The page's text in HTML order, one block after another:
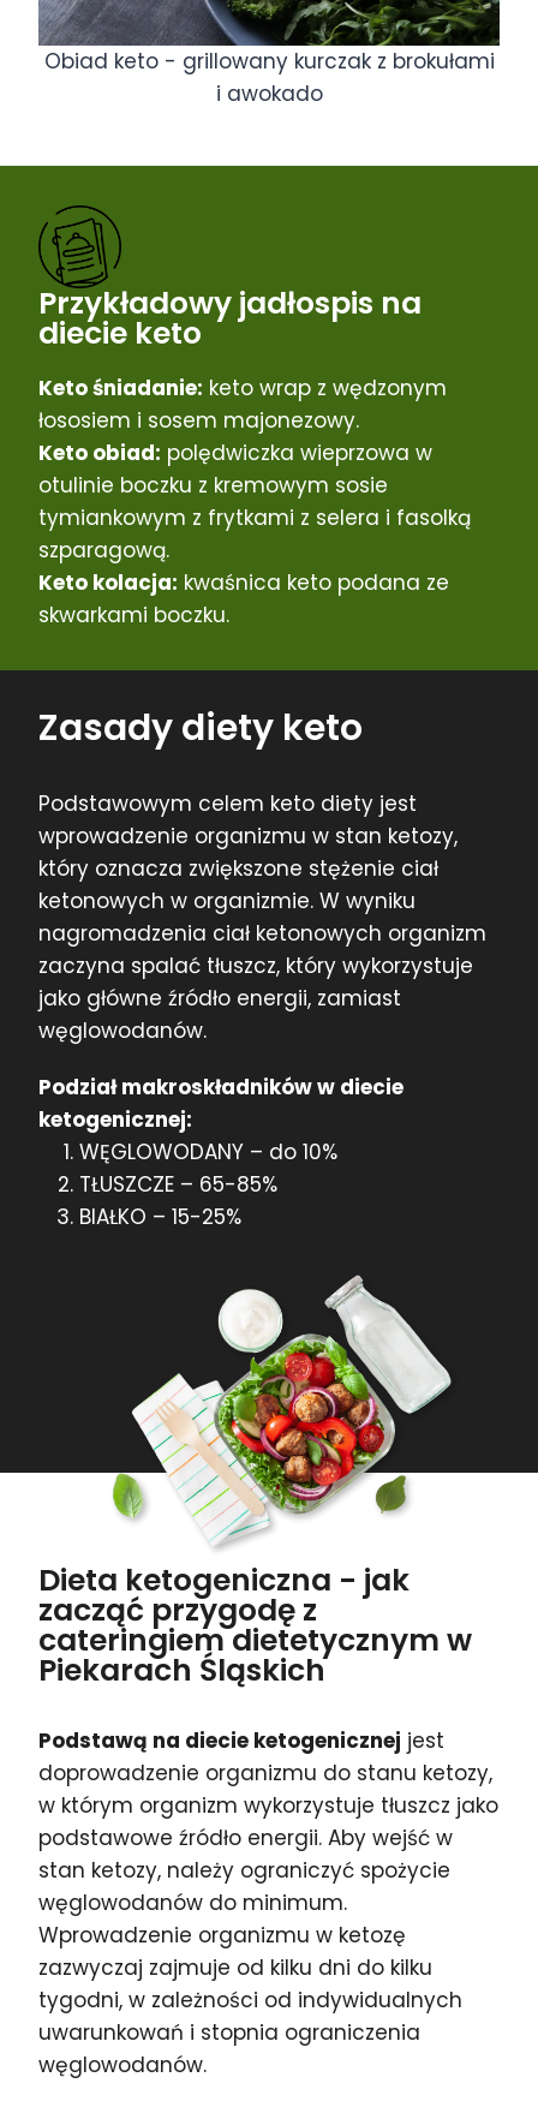
Obiad keto - grillowany kurczak z brokułami
i awokado
Przykładowy jadłospis na
diecie keto
Keto śniadanie: keto wrap z wędzonym
łososiem i sosem majonezowy.
Keto obiad: polędwiczka wieprzowa w
otulinie boczku z kremowym sosie
tymiankowym z frytkami z selera i fasolką
szparagową.
Keto kolacja: kwaśnica keto podana ze
skwarkami boczku.
Zasady diety keto
Podstawowym celem keto diety jest
wprowadzenie organizmu w stan ketozy,
który oznacza zwiększone stężenie ciał
ketonowych w organizmie. W wyniku
nagromadzenia ciał ketonowych organizm
zaczyna spalać tłuszcz, który wykorzystuje
jako główne źródło energii, zamiast
węglowodanów.
Podział makroskładników w diecie
ketogenicznej:
WĘGLOWODANY – do 10%
TŁUSZCZE – 65-85%
BIAŁKO – 15-25%
Dieta ketogeniczna - jak
zacząć przygodę z
cateringiem dietetycznym w
Piekarach Śląskich
Podstawą na diecie ketogenicznej jest
doprowadzenie organizmu do stanu ketozy,
w którym organizm wykorzystuje tłuszcz jako
podstawowe źródło energii. Aby wejść w
stan ketozy, należy ograniczyć spożycie
węglowodanów do minimum.
Wprowadzenie organizmu w ketozę
zazwyczaj zajmuje od kilku dni do kilku
tygodni, w zależności od indywidualnych
uwarunkowań i stopnia ograniczenia
węglowodanów.